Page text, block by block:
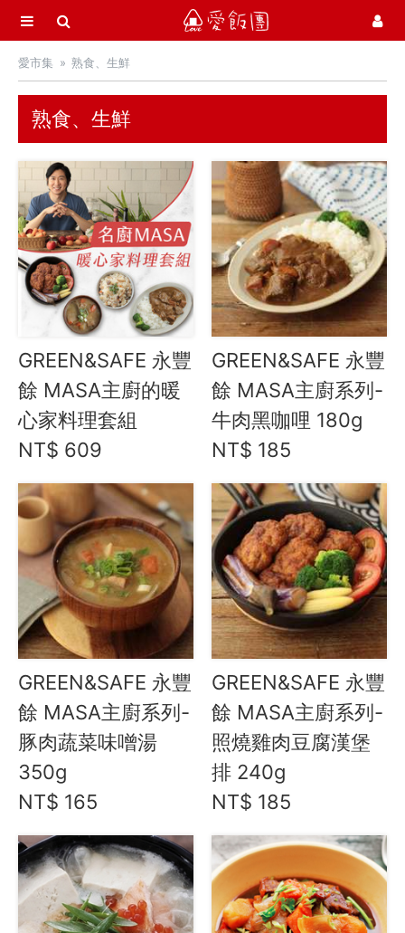
選單
首頁
愛市集商品館
中秋烤肉 / 生鮮
季節推薦 / 新品登場
活力早餐
營養補給站
吃零食
愛甜點
火腿．起司．歐陸食材
料理盛宴
水餃 / 麵食 / 湯圓 / 包子
滷味 / 香腸 / 下酒菜
熟食 / 小吃 / 鮑魚罐
喝湯吃火鍋
礦泉水 / 氣泡水
喫茶喝咖啡 / 飲料
農產 / 乾貨
油鹽醬醋
頂級美食
餐廚好朋友
生活美學
🇯🇵 日本專區
米と麵
高湯、昆布
飲品、零食
熟食、生鮮
AFC 美妍保健
愛市集 熟食、生鮮
熟食、生鮮
GREEN&SAFE 永豐
餘 MASA主廚的暖
心家料理套組
NT$ 609
GREEN&SAFE 永豐
餘 MASA主廚系列-
牛肉黑咖哩 180g
NT$ 185
GREEN&SAFE 永豐
餘 MASA主廚系列-
豚肉蔬菜味噌湯
350g
NT$ 165
GREEN&SAFE 永豐
餘 MASA主廚系列-
照燒雞肉豆腐漢堡
排 240g
NT$ 185